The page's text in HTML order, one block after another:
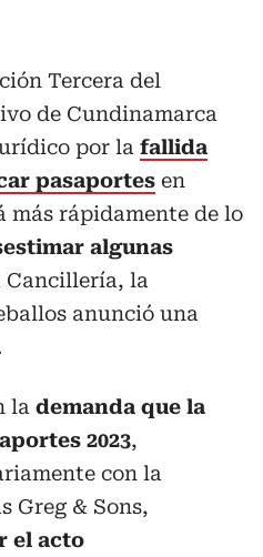
Tercera del
de Cundinamarca
por la fallida
pasaportes en
más rápidamente de lo
algunas
Cancillería, la
anunció una
la demanda que la
2023,
con la
Greg & Sons,
el acto